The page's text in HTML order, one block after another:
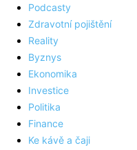
Podcasty
Zdravotní pojištění
Reality
Byznys
Ekonomika
Investice
Politika
Finance
Ke kávě a čaji